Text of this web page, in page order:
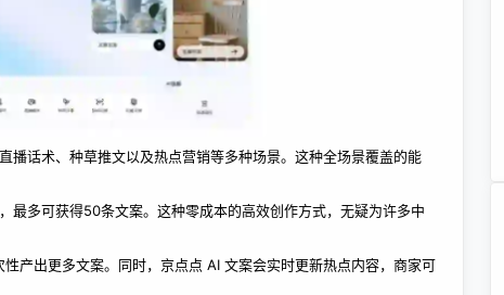
播话术、种草推文以及热点营销等多种场景。这种全场景覆盖的能
最多可获得50条文案。这种零成本的高效创作方式，无疑为许多中
产出更多文案。同时，京点点 AI 文案会实时更新热点内容，商家可